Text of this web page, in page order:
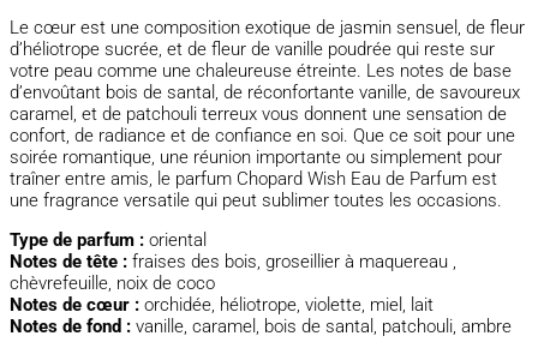
Le cœur est une composition exotique de jasmin sensuel, de fleur
d’héliotrope sucrée, et de fleur de vanille poudrée qui reste sur
votre peau comme une chaleureuse étreinte. Les notes de base
d’envoûtant bois de santal, de réconfortante vanille, de savoureux
caramel, et de patchouli terreux vous donnent une sensation de
confort, de radiance et de confiance en soi. Que ce soit pour une
soirée romantique, une réunion importante ou simplement pour
traîner entre amis, le parfum Chopard Wish Eau de Parfum est
une fragrance versatile qui peut sublimer toutes les occasions.
Type de parfum : oriental
Notes de tête : fraises des bois, groseillier à maquereau ,
chèvrefeuille, noix de coco
Notes de cœur : orchidée, héliotrope, violette, miel, lait
Notes de fond : vanille, caramel, bois de santal, patchouli, ambre